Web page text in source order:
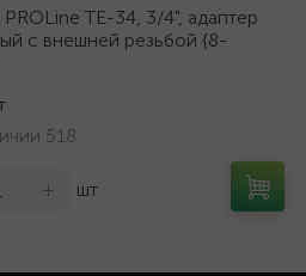
TE-34, 3/4", адаптер
с внешней резьбой {8-
518
+ шт